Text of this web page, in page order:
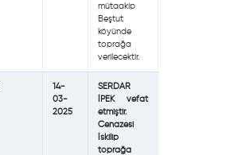
mütaakip
Beştut
köyünde
toprağa
verilecektir.
14-
03-
2025
SERDAR
İPEK vefat
etmiştir.
Cenazesi
İskilip
toprağa